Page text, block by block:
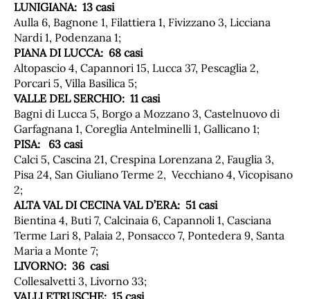
LUNIGIANA: 13 casi
Aulla 6, Bagnone 1, Filattiera 1, Fivizzano 3, Licciana
Nardi 1, Podenzana 1;
PIANA DI LUCCA: 68 casi
Altopascio 4, Capannori 15, Lucca 37, Pescaglia 2,
Porcari 5, Villa Basilica 5;
VALLE DEL SERCHIO: 11 casi
Bagni di Lucca 5, Borgo a Mozzano 3, Castelnuovo di
Garfagnana 1, Coreglia Antelminelli 1, Gallicano 1;
PISA: 63 casi
Calci 5, Cascina 21, Crespina Lorenzana 2, Fauglia 3,
Pisa 24, San Giuliano Terme 2, Vecchiano 4, Vicopisano
2;
ALTA VAL DI CECINA VAL D’ERA: 51 casi
Bientina 4, Buti 7, Calcinaia 6, Capannoli 1, Casciana
Terme Lari 8, Palaia 2, Ponsacco 7, Pontedera 9, Santa
Maria a Monte 7;
LIVORNO: 36 casi
Collesalvetti 3, Livorno 33;
VALLI ETRUSCHE: 15 casi